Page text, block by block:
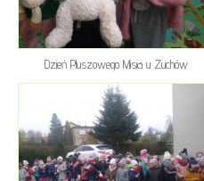
Dzień Pluszowego Misia u Zuchów